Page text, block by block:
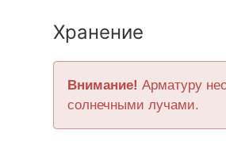
Хранение
Внимание! Арматуру
солнечными лучами.